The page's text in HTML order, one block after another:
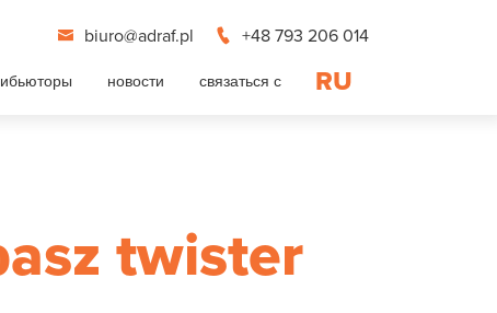
twister
biuro@adraf.pl +48 793 206 014
новости связаться с RU